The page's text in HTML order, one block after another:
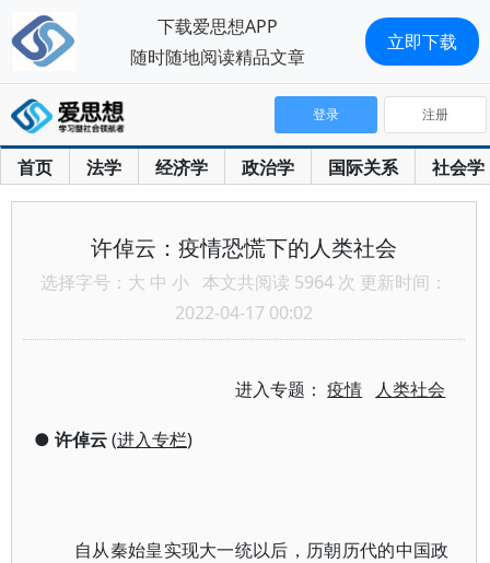
首页 法学 经济学 政治学 国际关系 社会学
登录 注册
许倬云：疫情恐慌下的人类社会
选择字号： 大 中 小 本文共阅读 5964 次 更新时间：
2022-04-17 00:02
进入专题：疫情 人类社会
● 许倬云(进入专栏)
自从秦始皇实现大一统以后，历朝历代的中国政
下载爱思想APP
随时随地阅读精品文章
立即下载